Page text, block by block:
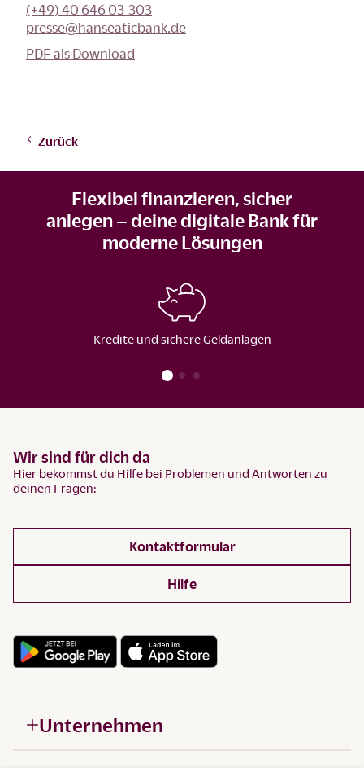
(+49) 40 646 03-303
presse@hanseaticbank.de
PDF als Download
Zurück
Flexibel finanzieren, sicher
anlegen – deine digitale Bank für
moderne Lösungen
Kredite und sichere Geldanlagen
Wir sind für dich da
Hier bekommst du Hilfe bei Problemen und Antworten zu
deinen Fragen:
Kontaktformular
Hilfe
Unternehmen